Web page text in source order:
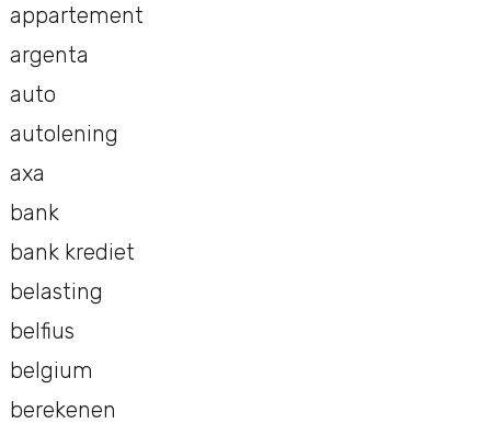
appartement
argenta
auto
autolening
axa
bank
bank krediet
belasting
belfius
belgium
berekenen